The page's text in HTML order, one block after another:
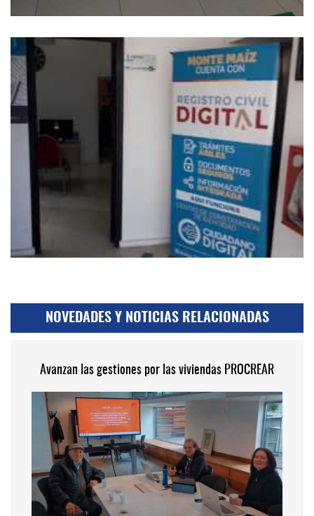
NOVEDADES Y NOTICIAS RELACIONADAS
Avanzan las gestiones por las viviendas PROCREAR